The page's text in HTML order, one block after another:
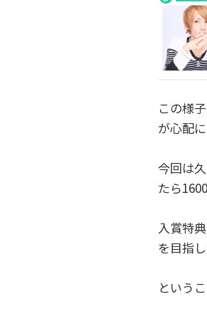
この様
が心配
今回は
たら
入賞特
を目指
という